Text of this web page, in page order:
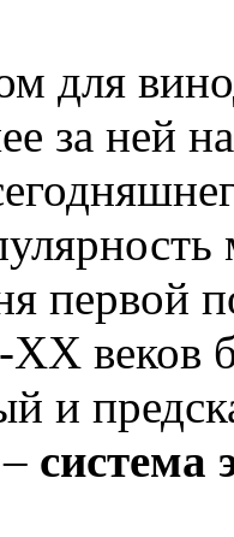
для
за ней
первой
веков
и
система